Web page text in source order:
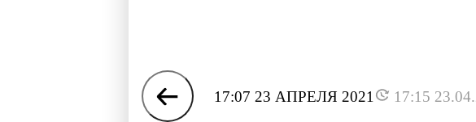
17:07 23 АПРЕЛЯ 2021 17:15